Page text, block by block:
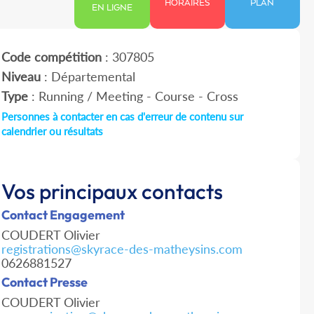
EN LIGNE
HORAIRES PLAN
Code compétition: 307805
Niveau: Départemental
Type: Running / Meeting - Course - Cross
Personnes à contacter en cas d'erreur de contenu sur
calendrier ou résultats
Vos principaux contacts
Contact Engagement
COUDERT Olivier
registrations@skyrace-des-matheysins.com
0626881527
Contact Presse
COUDERT Olivier